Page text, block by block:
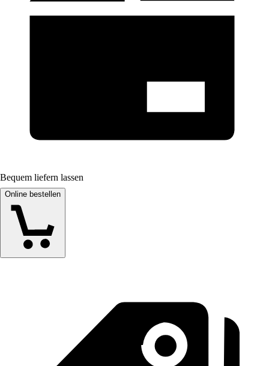
Bequem liefern lassen
Online bestellen